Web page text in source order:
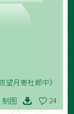
望月寄杜郎中》
制图 24